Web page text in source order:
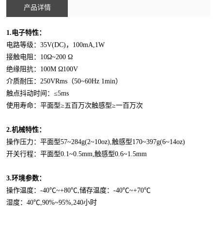
产品详情
1.电子特性：
电路等级：35V(DC)，100mA,1W
接触电阻： 10Ω~200 Ω
绝缘阻抗： 100M Ω100V
介质耐压： 250VRms（50~60Hz 1min）
触点抖动时间：≤5ms
使用寿命：平面型≥五百万次触感型≥一百万次
2.机械特性：
操作压力：平面型57~284g(2~10oz),触感型170~397g(6~14oz)
开关行程：平面型0.1~0.5mm,触感型0.6~1.5mm
3.环境参数：
操作温度：-40℃~+80℃ ,储存温度：-40℃~+70℃
湿度：40℃ ,90%~95%,240小时